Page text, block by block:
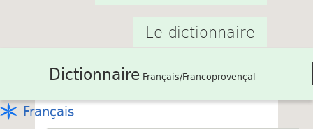
Le dictionnaire
Dictionnaire Français/Francoprovençal
Français